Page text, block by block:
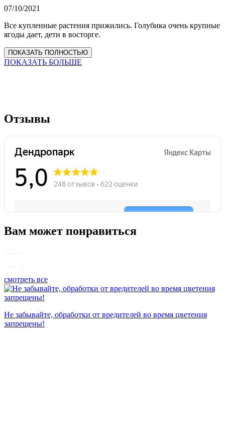
07/10/2021
Все купленные растения прижились. Голубика очень крупные
ягоды дает, дети в восторге.
ПОКАЗАТЬ ПОЛНОСТЬЮ
ПОКАЗАТЬ БОЛЬШЕ
Отзывы
Вам может понравиться
смотреть все
Не забывайте, обработки от вредителей во время цветения
запрещены!